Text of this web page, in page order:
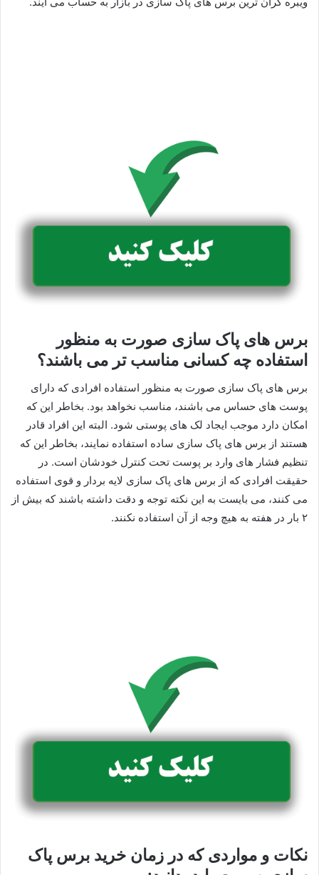
برس های پاک سازی صورت به منظور
استفاده چه کسانی مناسب تر می باشند؟
برس های پاک سازی صورت به منظور استفاده افرادی که دارای
پوست های حساس می باشند، مناسب نخواهد بود. بخاطر این که
امکان دارد موجب ایجاد لک های پوستی شود. البته این افراد قادر
هستند از برس های پاک سازی ساده استفاده نمایند، بخاطر این که
تنظیم فشار های وارد بر پوست تحت کنترل خودشان است. در
حقیقت افرادی که از برس های پاک سازی لایه بردار و قوی استفاده
می کنند، می بایست به این نکته توجه و دقت داشته باشند که بیش از
۲ بار در هفته به هیچ وجه از آن استفاده نکنند.
نکات و مواردی که در زمان خرید برس پاک